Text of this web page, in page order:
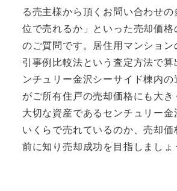
る売主様から頂くお問い合わせの
位で売れるか」といった売却価格
のご質問です。居住用マンション
引事例比較法という査定方法で算
ンチュリー金沢シーサイド棟内の
がご所有住戸の売却価格にも大き
大切な資産であるセンチュリー
いくらで売れているのか、売却
前に知り売却成功を目指しましょ